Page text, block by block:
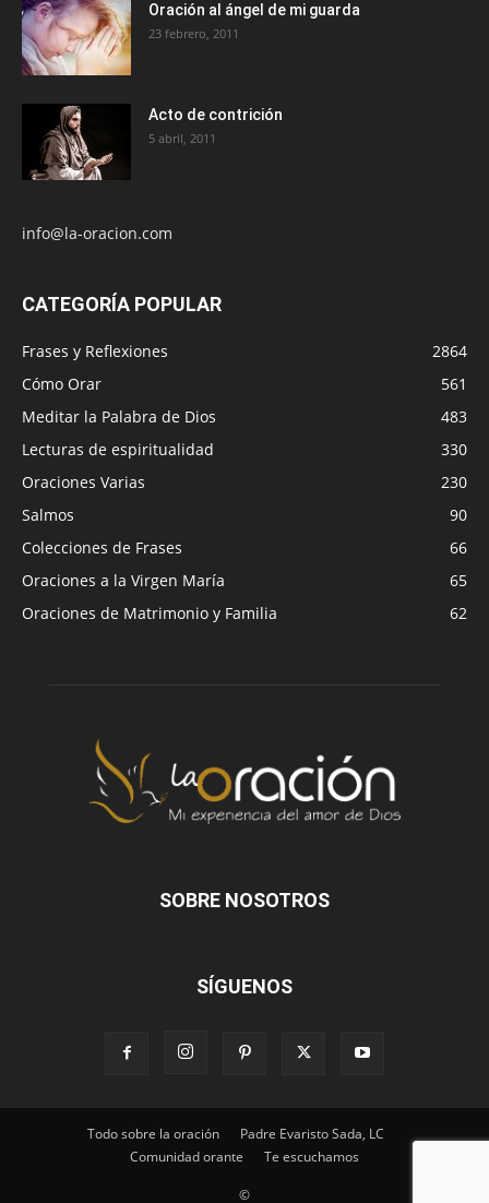
Oración al ángel de mi guarda
23 febrero, 2011
Acto de contrición
5 abril, 2011
info@la-oracion.com
CATEGORÍA POPULAR
Frases y Reflexiones
2864
Cómo Orar
561
Meditar la Palabra de Dios
483
Lecturas de espiritualidad
330
Oraciones Varias
230
Salmos
90
Colecciones de Frases
66
Oraciones a la Virgen María
65
Oraciones de Matrimonio y Familia
62
SOBRE NOSOTROS
SÍGUENOS
Todo sobre la oración
Padre Evaristo Sada, LC
Comunidad orante
Te escuchamos
©